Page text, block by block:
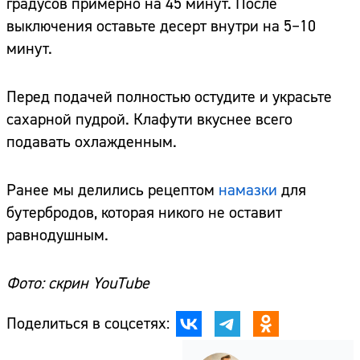
выключения оставьте десерт внутри на 5–10
минут.
Перед подачей полностью остудите и украсьте
сахарной пудрой. Клафути вкуснее всего
подавать охлажденным.
Ранее мы делились рецептом намазки для
бутербродов, которая никого не оставит
равнодушным.
Фото: скрин YouTube
Поделиться в соцсетях: